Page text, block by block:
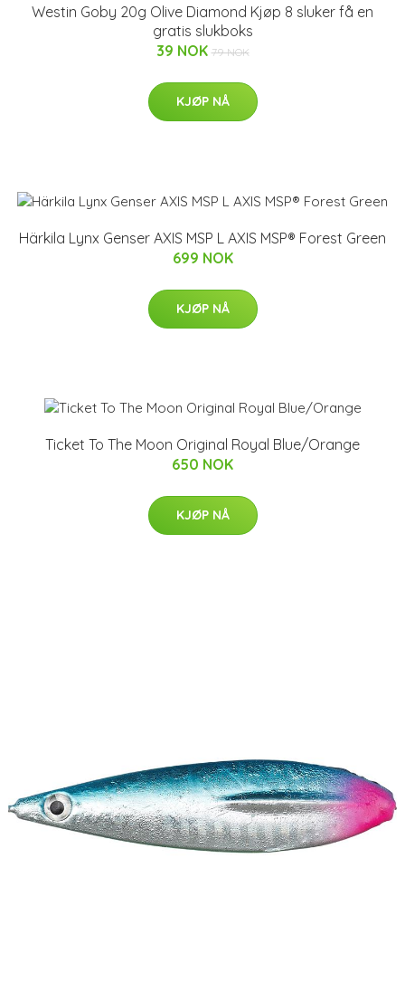
Westin Goby 20g Olive Diamond Kjøp 8 sluker få en
gratis slukboks
39 NOK 79 NOK
KJØP NÅ
Härkila Lynx Genser AXIS MSP L AXIS MSP® Forest Green
699 NOK
KJØP NÅ
Ticket To The Moon Original Royal Blue/Orange
650 NOK
KJØP NÅ